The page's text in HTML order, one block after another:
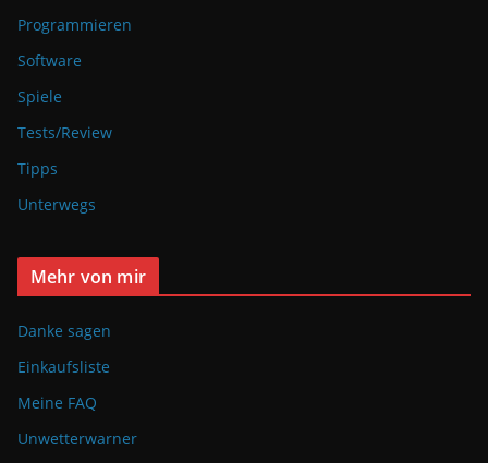
Programmieren
Software
Spiele
Tests/Review
Tipps
Unterwegs
Mehr von mir
Danke sagen
Einkaufsliste
Meine FAQ
Unwetterwarner